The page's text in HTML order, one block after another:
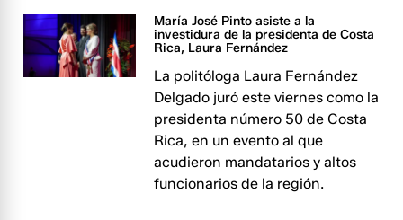
María José Pinto asiste a la
investidura de la presidenta de Costa
Rica, Laura Fernández
La politóloga Laura Fernández
Delgado juró este viernes como la
presidenta número 50 de Costa
Rica, en un evento al que
acudieron mandatarios y altos
funcionarios de la región.